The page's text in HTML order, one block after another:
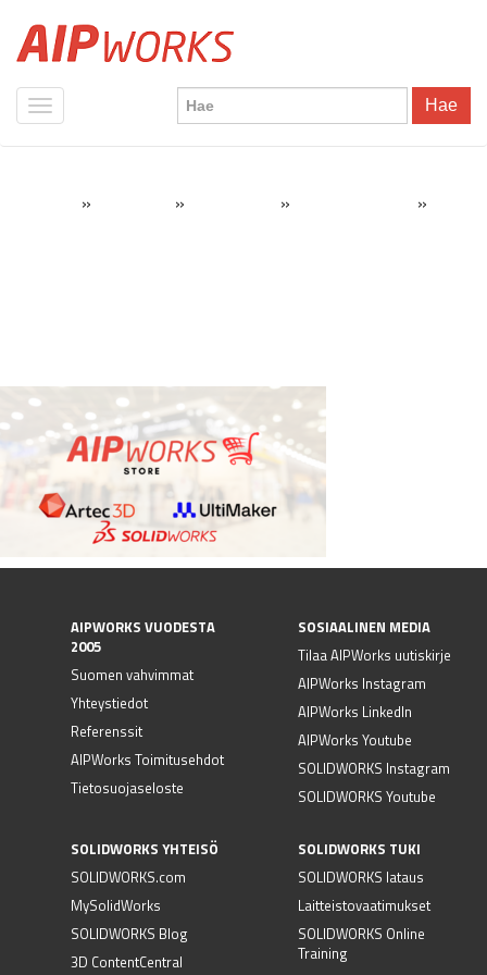
Hae
» » » »
AIPWORKS VUODESTA
2005
Suomen vahvimmat
Yhteystiedot
Referenssit
AIPWorks Toimitusehdot
Tietosuojaseloste
SOSIAALINEN MEDIA
Tilaa AIPWorks uutiskirje
AIPWorks Instagram
AIPWorks LinkedIn
AIPWorks Youtube
SOLIDWORKS Instagram
SOLIDWORKS Youtube
SOLIDWORKS YHTEISÖ
SOLIDWORKS.com
MySolidWorks
SOLIDWORKS Blog
3D ContentCentral
SOLIDWORKS TUKI
SOLIDWORKS lataus
Laitteistovaatimukset
SOLIDWORKS Online
Training